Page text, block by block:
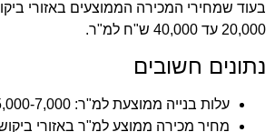
בעוד שמחירי המכירה הממוצעים באזורי
20,000 עד 40,000 ש"ח למ"ר.
נתונים חשובים
עלות בנייה ממוצעת למ"ר: 5,000-7,000 ש"ח (ללא קרקע)